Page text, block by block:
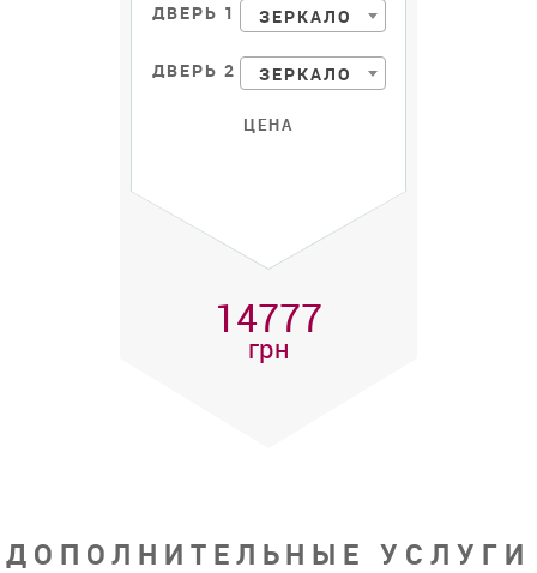
ДВЕРЬ 1 ЗЕРКАЛО
ДВЕРЬ 2 ЗЕРКАЛО
ЦЕНА
14777
грн
ДОПОЛНИТЕЛЬНЫЕ УСЛУГИ